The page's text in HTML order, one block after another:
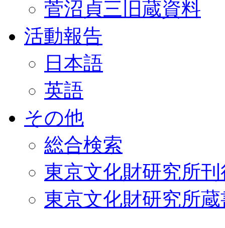
菅沼貞三旧蔵資料
活動報告
日本語
英語
その他
総合検索
東京文化財研究所
東京文化財研究所